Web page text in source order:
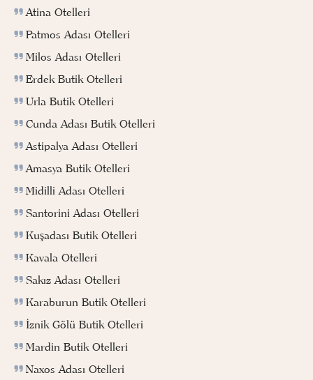
Atina Otelleri
Patmos Adası Otelleri
Milos Adası Otelleri
Erdek Butik Otelleri
Urla Butik Otelleri
Cunda Adası Butik Otelleri
Astipalya Adası Otelleri
Amasya Butik Otelleri
Midilli Adası Otelleri
Santorini Adası Otelleri
Kuşadası Butik Otelleri
Kavala Otelleri
Sakız Adası Otelleri
Karaburun Butik Otelleri
İznik Gölü Butik Otelleri
Mardin Butik Otelleri
Naxos Adası Otelleri